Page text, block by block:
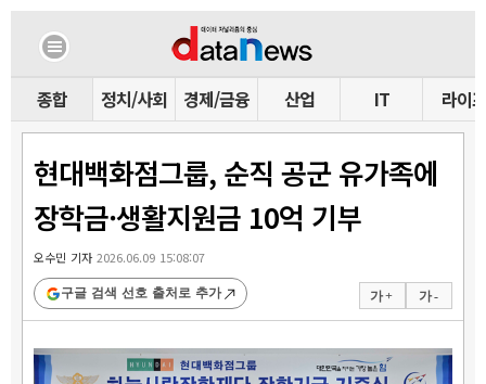
종합 정치/사회 경제/금융 산업 IT 라이프
현대백화점그룹, 순직 공군 유가족에
장학금·생활지원금 10억 기부
오수민 기자2026.06.09 15:08:07
가 + 가 -
구글 검색 선호 출처로 추가